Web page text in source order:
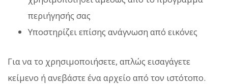
περιήγησής σας
Υποστηρίζει επίσης ανάγνωση από εικόνες
Για να το χρησιμοποιήσετε, απλώς εισαγάγετε
κείμενο ή ανεβάστε ένα αρχείο από τον ιστότοπο.